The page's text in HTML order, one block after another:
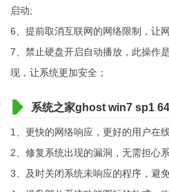
启动;
6、提前取消互联网的网络限制，让
7、禁止硬盘开启自动播放，此操作
现，让系统更加安全；
系统之家ghost win7 sp1
1、更快的网络响应，更好的用户在
2、修复系统出现的漏洞，无需担心
3、及时关闭系统未响应的程序，避